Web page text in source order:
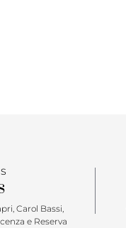
Carol Bassi,
e Reserva